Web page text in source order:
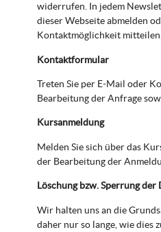
widerrufen. In jedem
dieser Webseite abmelden
Kontaktmöglichkeit mitteilen.
Kontaktformular
Treten Sie per E-Mail oder
Bearbeitung der Anfrage
Kursanmeldung
Melden Sie sich über das
der Bearbeitung der
Löschung bzw. Sperrung der
Wir halten uns an die
daher nur so lange, wie dies